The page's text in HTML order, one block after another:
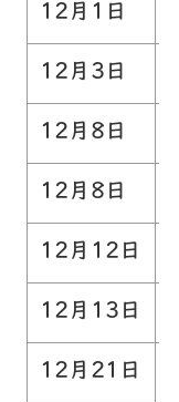
12月1日
12月3日
12月8日
12月8日
12月12日
12月13日
12月21日